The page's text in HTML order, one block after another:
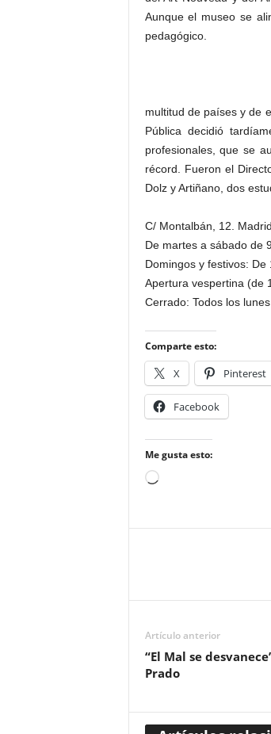
Aunque el museo se
pedagógico.
multitud de países y de
Pública decidió
profesionales, que se
récord. Fueron el
Dolz y Artiñano, dos
C/ Montalbán, 12. Madrid
De martes a sábado de
Domingos y festivos: De
Apertura vespertina (de
Cerrado: Todos los lunes
Comparte esto:
X Pinterest
Facebook
Me gusta esto:
Cargando...
Artículo anterior
“El Mal se
Prado